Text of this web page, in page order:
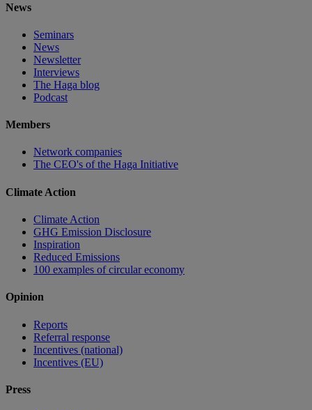
News
Seminars
News
Newsletter
Interviews
The Haga blog
Podcast
Members
Network companies
The CEO's of the Haga Initiative
Climate Action
Climate Action
GHG Emission Disclosure
Inspiration
Reduced Emissions
100 examples of circular economy
Opinion
Reports
Referral response
Incentives (national)
Incentives (EU)
Press